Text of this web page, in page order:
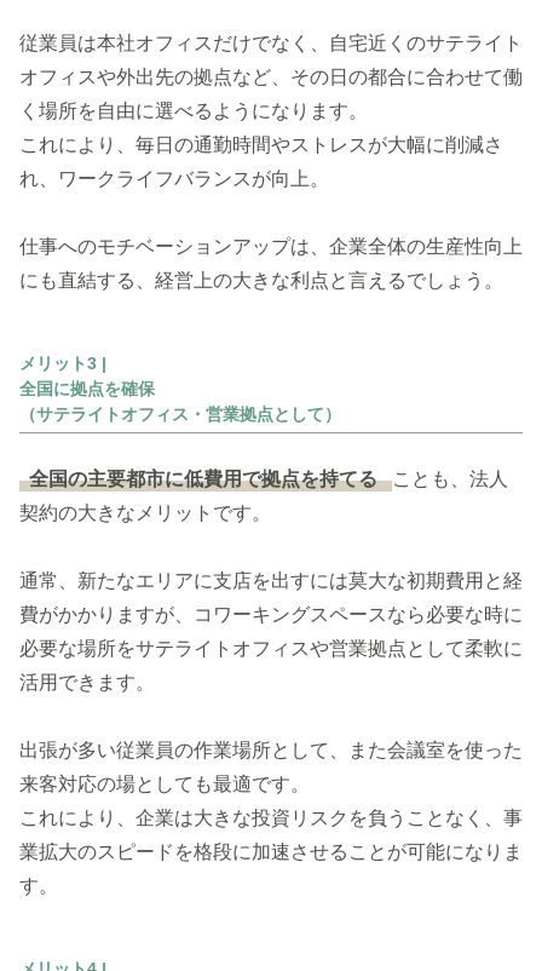
従業員は本社オフィスだけでなく、自宅近くのサテライト
オフィスや外出先の拠点など、その日の都合に合わせて働
く場所を自由に選べるようになります。
これにより、毎日の通勤時間やストレスが大幅に削減さ
れ、ワークライフバランスが向上。
仕事へのモチベーションアップは、企業全体の生産性向上
にも直結する、経営上の大きな利点と言えるでしょう。
メリット3 |
全国に拠点を確保
（サテライトオフィス・営業拠点として）
全国の主要都市に低費用で拠点を持てる ことも、法人
契約の大きなメリットです。
通常、新たなエリアに支店を出すには莫大な初期費用と経
費がかかりますが、コワーキングスペースなら必要な時に
必要な場所をサテライトオフィスや営業拠点として柔軟に
活用できます。
出張が多い従業員の作業場所として、また会議室を使った
来客対応の場としても最適です。
これにより、企業は大きな投資リスクを負うことなく、事
業拡大のスピードを格段に加速させることが可能になりま
す。